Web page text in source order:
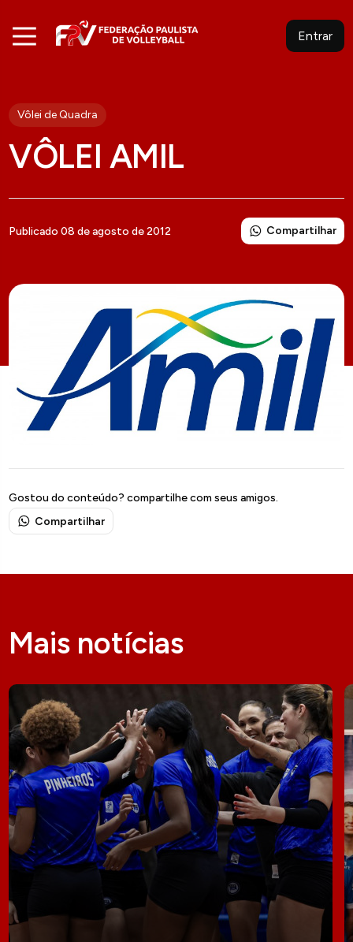
Entrar
Vôlei de Quadra
VÔLEI AMIL
Publicado 08 de agosto de 2012 Compartilhar
Gostou do conteúdo? compartilhe com seus amigos.
Compartilhar
Mais notícias